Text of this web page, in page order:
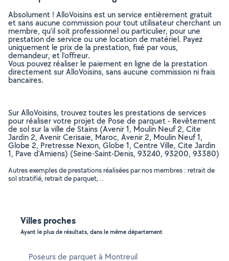
Absolument ! AlloVoisins est un service entièrement gratuit
et sans aucune commission pour tout utilisateur cherchant un
membre, qu’il soit professionnel ou particulier, pour une
prestation de service ou une location de matériel. Payez
uniquement le prix de la prestation, fixé par vous,
demandeur, et l’offreur.
Vous pouvez réaliser le paiement en ligne de la prestation
directement sur AlloVoisins, sans aucune commission ni frais
bancaires.
Sur AlloVoisins, trouvez toutes les prestations de services
pour réaliser votre projet de Pose de parquet - Revêtement
de sol sur la ville de Stains (Avenir 1, Moulin Neuf 2, Cite
Jardin 2, Avenir Cerisaie, Maroc, Avenir 2, Moulin Neuf 1,
Globe 2, Pretresse Nexon, Globe 1, Centre Ville, Cite Jardin
1, Pave d'Amiens) (Seine-Saint-Denis, 93240, 93200, 93380)
Autres exemples de prestations réalisées par nos membres : retrait de
sol stratifié, retrait de parquet, ..
Villes proches
Ayant le plus de résultats, dans le même département
Poseurs de parquet à Montreuil